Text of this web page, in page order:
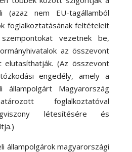
(azaz nem EU-tagállamból
foglalkoztatásának feltételeit
vezetnek be,
az összevont
elutasíthatják. (Az összevont
engedély, amely a
állampolgárt Magyarország
foglalkoztatóval
létesítésére és
állampolgárok magyarországi